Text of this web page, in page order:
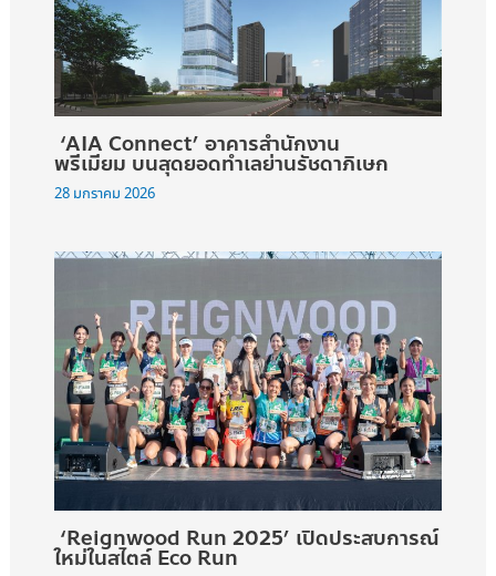
‘AIA Connect’ อาคารสำนักงาน
พรีเมียม บนสุดยอดทำเลย่านรัชดาภิเษก
28 มกราคม 2026
‘Reignwood Run 2025’ เปิดประสบการณ์
ใหม่ในสไตล์ Eco Run